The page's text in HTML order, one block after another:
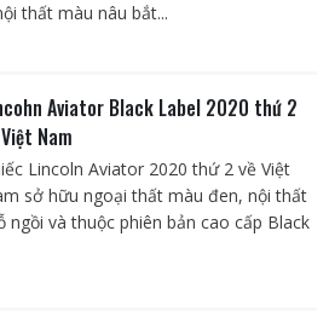
thất màu nâu bắt...
Aviator Black Label 2020 thứ 2
Nam
Lincoln Aviator 2020 thứ 2 về Việt
sở hữu ngoại thất màu đen, nội thất
ngồi và thuộc phiên bản cao cấp Black